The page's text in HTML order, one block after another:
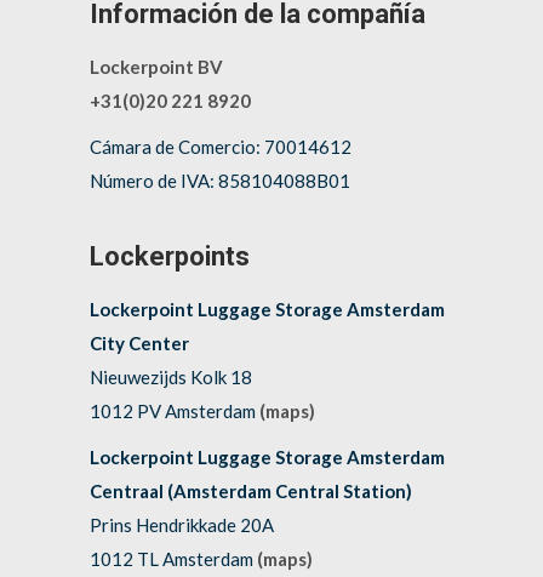
Información de la compañía
Lockerpoint BV
+31(0)20 221 8920
Cámara de Comercio: 70014612
Número de IVA: 858104088B01
Lockerpoints
Lockerpoint Luggage Storage Amsterdam
City Center
Nieuwezijds Kolk 18
1012 PV Amsterdam (maps)
Lockerpoint Luggage Storage Amsterdam
Centraal (Amsterdam Central Station)
Prins Hendrikkade 20A
1012 TL Amsterdam (maps)